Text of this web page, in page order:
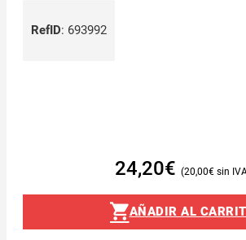
RefID: 693992
24,20€ 20,00€
AÑADIR AL